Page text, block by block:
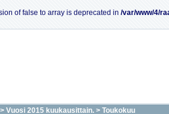
of false to array is deprecated in /var/www/4/
> Vuosi 2015 kuukausittain. > Toukokuu